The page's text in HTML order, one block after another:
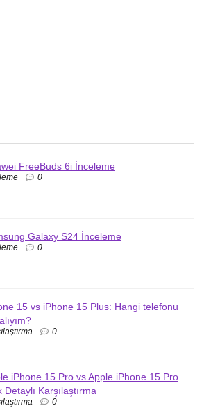
FreeBuds 6i İnceleme
0
Galaxy S24 İnceleme
0
15 vs iPhone 15 Plus: Hangi telefonu
0
iPhone 15 Pro vs Apple iPhone 15 Pro
Detaylı Karşılaştırma
0